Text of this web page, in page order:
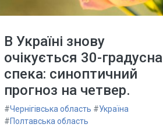
В Україні знову
очікується 30-градусна
спека: синоптичний
прогноз на четвер.
#Чернігівська область #Україна
#Полтавська область